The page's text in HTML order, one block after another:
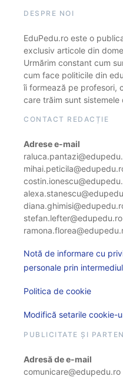
DESPRE NOI
EduPedu.ro este o
exclusiv articole din
Urmărim constant cum
cum face politicile din
îi formează pe profesori,
care trăim sunt
CONTACT REDACȚIE
Adrese e-mail
stefan.lefter@edupedu.ro
Notă de informare cu
personale prin
Politica de cookie
Modifică setarile cookie-
PUBLICITATE ȘI
Adresă de e-mail
comunicare@edupedu.ro